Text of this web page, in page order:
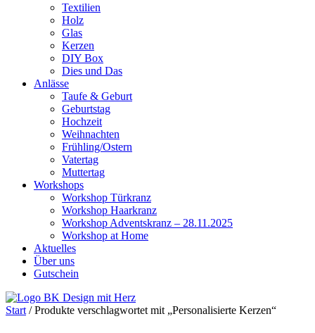
Textilien
Holz
Glas
Kerzen
DIY Box
Dies und Das
Anlässe
Taufe & Geburt
Geburtstag
Hochzeit
Weihnachten
Frühling/Ostern
Vatertag
Muttertag
Workshops
Workshop Türkranz
Workshop Haarkranz
Workshop Adventskranz – 28.11.2025
Workshop at Home
Aktuelles
Über uns
Gutschein
Start / Produkte verschlagwortet mit „Personalisierte Kerzen“